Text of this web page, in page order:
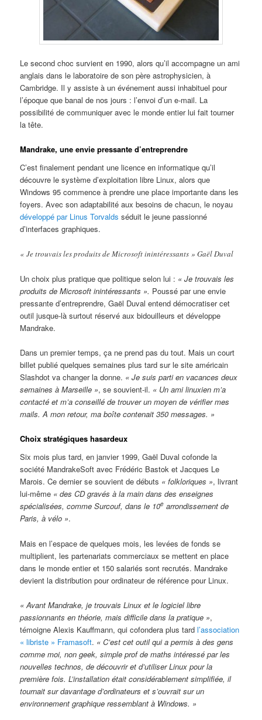
Le second choc survient en 1990, alors qu’il accompagne un ami
anglais dans le laboratoire de son père astrophysicien, à
Cambridge. Il y assiste à un événement aussi inhabituel pour
l’époque que banal de nos jours : l’envoi d’un e-mail. La
possibilité de communiquer avec le monde entier lui fait tourner
la tête.
Mandrake, une envie pressante d’entreprendre
C’est finalement pendant une licence en informatique qu’il
découvre le système d’exploitation libre Linux, alors que
Windows 95 commence à prendre une place importante dans les
foyers. Avec son adaptabilité aux besoins de chacun, le noyau
développé par Linus Torvalds séduit le jeune passionné
d’interfaces graphiques.
« Je trouvais les produits de Microsoft inintéressants » Gaël Duval
Un choix plus pratique que politique selon lui : « Je trouvais les
produits de Microsoft inintéressants ». Poussé par une envie
pressante d’entreprendre, Gaël Duval entend démocratiser cet
outil jusque-là surtout réservé aux bidouilleurs et développe
Mandrake.
Dans un premier temps, ça ne prend pas du tout. Mais un court
billet publié quelques semaines plus tard sur le site américain
Slashdot va changer la donne. « Je suis parti en vacances deux
semaines à Marseille », se souvient-il. « Un ami linuxien m’a
contacté et m’a conseillé de trouver un moyen de vérifier mes
mails. A mon retour, ma boîte contenait 350 messages. »
Choix stratégiques hasardeux
Six mois plus tard, en janvier 1999, Gaël Duval cofonde la
société MandrakeSoft avec Frédéric Bastok et Jacques Le
Marois. Ce dernier se souvient de débuts « folkloriques », livrant
lui-même « des CD gravés à la main dans des enseignes
spécialisées, comme Surcouf, dans le 10e arrondissement de
Paris, à vélo ».
Mais en l’espace de quelques mois, les levées de fonds se
multiplient, les partenariats commerciaux se mettent en place
dans le monde entier et 150 salariés sont recrutés. Mandrake
devient la distribution pour ordinateur de référence pour Linux.
« Avant Mandrake, je trouvais Linux et le logiciel libre
passionnants en théorie, mais difficile dans la pratique »,
témoigne Alexis Kauffmann, qui cofondera plus tard l’association
« libriste » Framasoft. « C’est cet outil qui a permis à des gens
comme moi, non geek, simple prof de maths intéressé par les
nouvelles technos, de découvrir et d’utiliser Linux pour la
première fois. L’installation était considérablement simplifiée, il
tournait sur davantage d’ordinateurs et s’ouvrait sur un
environnement graphique ressemblant à Windows. »